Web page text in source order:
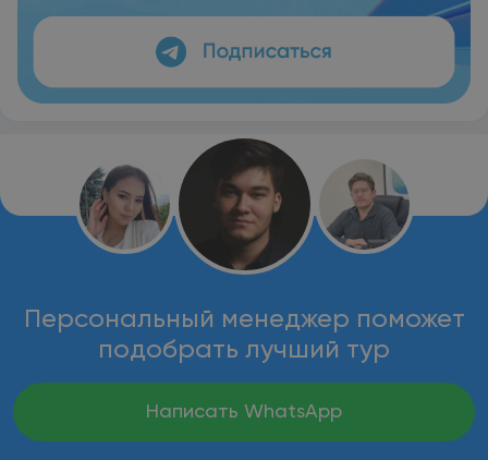
Персональный менеджер поможет
подобрать лучший тур
Написать WhatsApp